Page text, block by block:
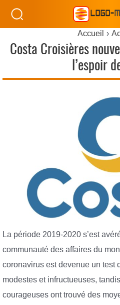
Accueil
Costa Croisières
l’espoir
La période 2019-2020 s’est
communauté des affaires du
coronavirus est devenue un test
modestes et infructueuses,
courageuses ont trouvé des